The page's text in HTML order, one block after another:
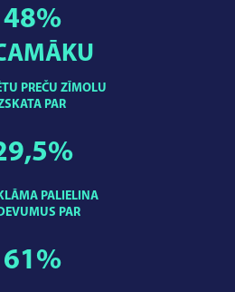
PREČU ZĪMOLU
PAR
48%
PALIELINA
PAR
%
61%